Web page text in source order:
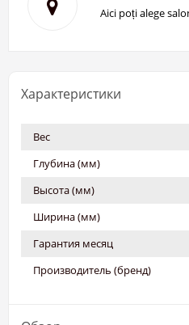
Aici poți alege
Характеристики
Вес
Глубина (мм)
Высота (мм)
Ширина (мм)
Гарантия месяц
Производитель (бренд)